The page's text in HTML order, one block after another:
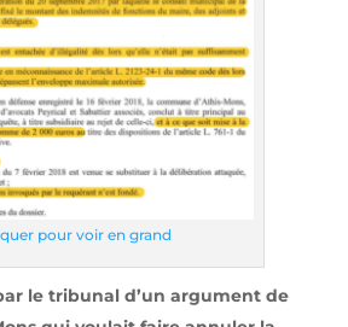
pour voir en grand
le tribunal d’un argument de